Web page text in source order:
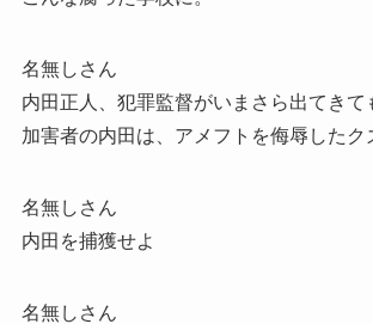
名無しさん
内田正人、犯罪監督がいまさら出てきて
加害者の内田は、アメフトを侮辱したク
名無しさん
内田を捕獲せよ
名無しさん